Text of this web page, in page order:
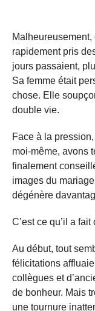
rapidement pris
jours passaient,
Sa femme était
chose. Elle
double vie.
Face à la
moi-même, avons
finalement
images du
dégénère
C’est ce qu’il a
Au début, tout
félicitations
collègues et
de bonheur. Mais
une tournure